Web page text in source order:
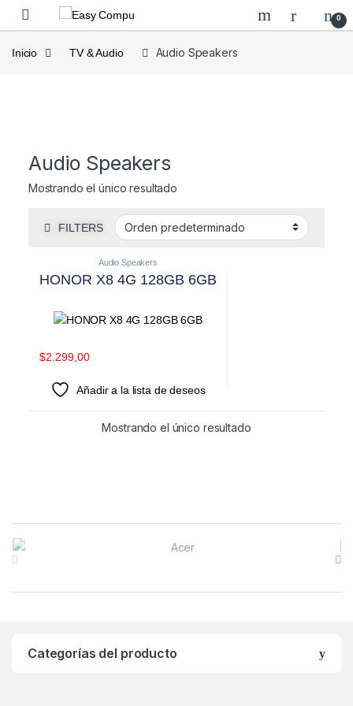
0
Inicio TV & Audio Audio Speakers
Audio Speakers
Mostrando el único resultado
FILTERS
Audio Speakers
HONOR X8 4G 128GB 6GB
$2.299,00
Añadir a la lista de deseos
Mostrando el único resultado
Brands Carousel
Categorías del producto